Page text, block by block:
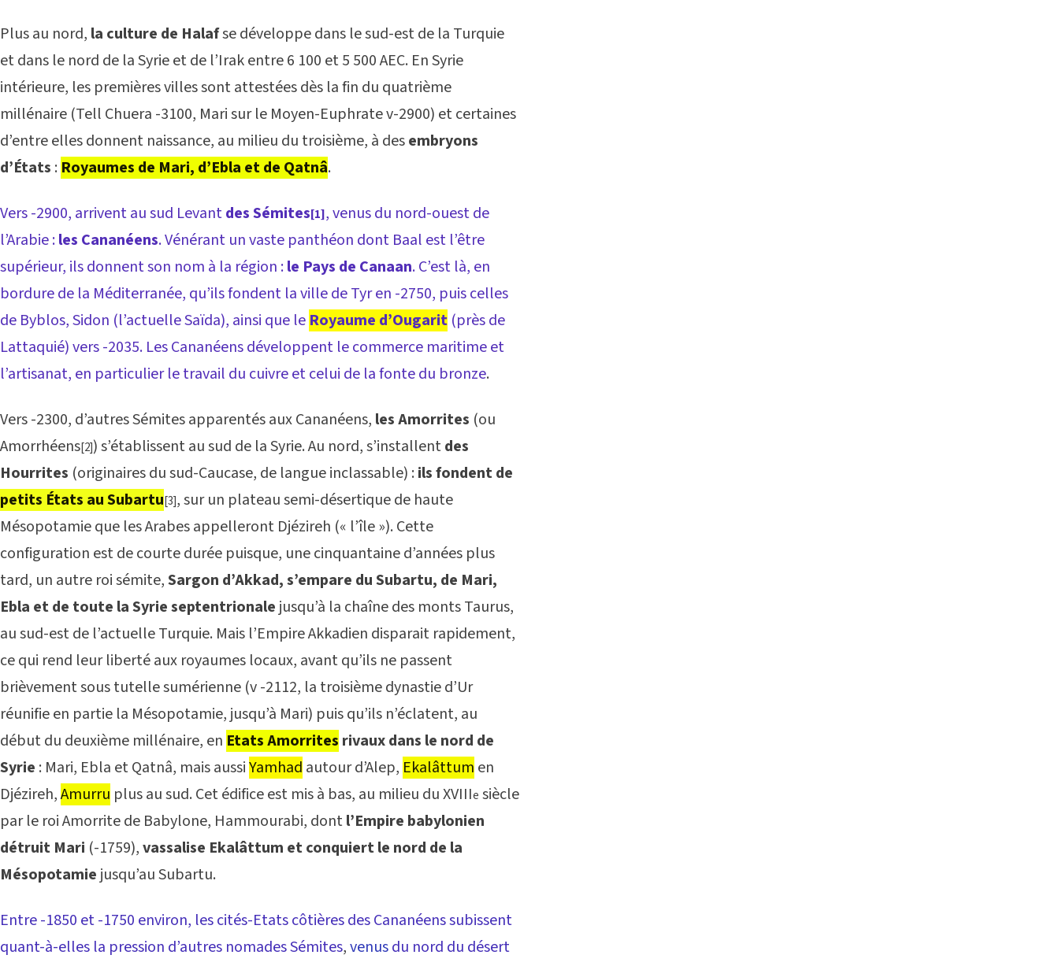
Plus au nord, la culture de Halafse développe dans le sud-est de la Turquie
et dans le nord de la Syrie et de l’Irak entre 6 100 et 5 500 AEC. En Syrie
intérieure, les premières villes sont attestées dès la fin du quatrième
millénaire (Tell Chuera -3100, Mari sur le Moyen-Euphrate v-2900) et certaines
d’entre elles donnent naissance, au milieu du troisième, à desembryons
d’États : Royaumes de Mari, d’Ebla et de Qatnâ.
Vers -2900, arrivent au sud Levantdes Sémites[1], venus du nord-ouest de
l’Arabie :les Cananéens. Vénérant un vaste panthéon dont Baal est l’être
supérieur, ils donnent son nom à la région :le Pays de Canaan. C’est là, en
bordure de la Méditerranée, qu’ils fondent la ville de Tyr en -2750, puis celles
de Byblos, Sidon (l’actuelle Saïda), ainsi que le Royaume d’Ougarit (près de
Lattaquié) vers -2035. Les Cananéens développent le commerce maritime et
l’artisanat, en particulier le travail du cuivre et celui de la fonte du bronze.
Vers -2300, d’autres Sémites apparentés aux Cananéens, les Amorrites (ou
Amorrhéens[2]) s’établissent au sud de la Syrie. Au nord, s’installentdes
Hourrites (originaires du sud-Caucase, de langue inclassable) : ils fondent de
petits États au Subartu[3], sur un plateau semi-désertique de haute
Mésopotamie que les Arabes appelleront Djézireh (« l’île »). Cette
configuration est de courte durée puisque, une cinquantaine d’années plus
tard, un autre roi sémite,Sargon d’Akkad, s’empare du Subartu, de Mari,
Ebla et de toute la Syrie septentrionale jusqu’à la chaîne des monts Taurus,
au sud-est de l’actuelle Turquie. Mais l’Empire Akkadien disparait rapidement,
ce qui rend leur liberté aux royaumes locaux, avant qu’ils ne passent
brièvement sous tutelle sumérienne (v -2112, la troisième dynastie d’Ur
réunifie en partie la Mésopotamie, jusqu’à Mari) puis qu’ils n’éclatent, au
début du deuxième millénaire, en Etats Amorrites rivaux dans le nord de
Syrie : Mari, Ebla et Qatnâ, mais aussiYamhad autour d’Alep, Ekalâttum en
Djézireh,Amurru plus au sud. Cet édifice est mis à bas, au milieu du XVIIIe siècle
par le roi Amorrite de Babylone, Hammourabi, dontl’Empire babylonien
détruit Mari (-1759),vassalise Ekalâttum et conquiert le nord de la
Mésopotamie jusqu’au Subartu.
Entre -1850 et -1750 environ, les cités-Etats côtières des Cananéens subissent
quant-à-elles la pression d’autres nomades Sémites,venusdu nord du désert